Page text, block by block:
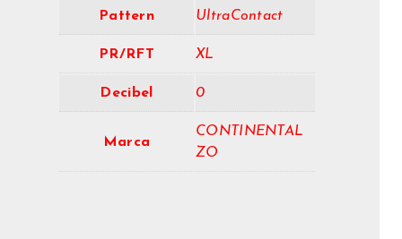
Pattern UltraContact
PR/RFT XL
Decibel 0
Marca
CONTINENTAL
ZO